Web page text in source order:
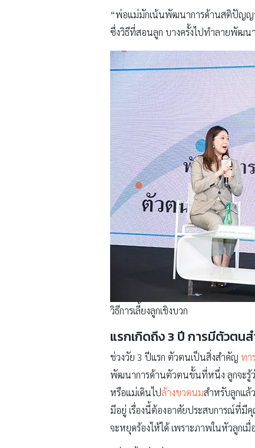
“พ่อแม่มักเน้นพัฒนาการด้านสติปัญญ
ซึ่งวิธีที่สอนลูก บางครั้งไปทำลายพัฒน
วิธีการเลี้ยงลูกเชิงบวก
แรกเกิดถึง 3 ปี การมีตัวตน
ช่วงวัย 3 ปีแรก ตัวตนเป็นสิ่งสำคัญ ทา
พัฒนาการด้านตัวตนขั้นที่หนึ่ง ลูกจะรู้ว่
หรือแม่เดินไปล้างขวดนมสำหรับลูกแล้
มีอยู่ เรื่องนี้ต้องอาศัยประสบการณ์ที่มี
จะหยุดร้องไห้ได้ เพราะภาพในหัวลูกเ